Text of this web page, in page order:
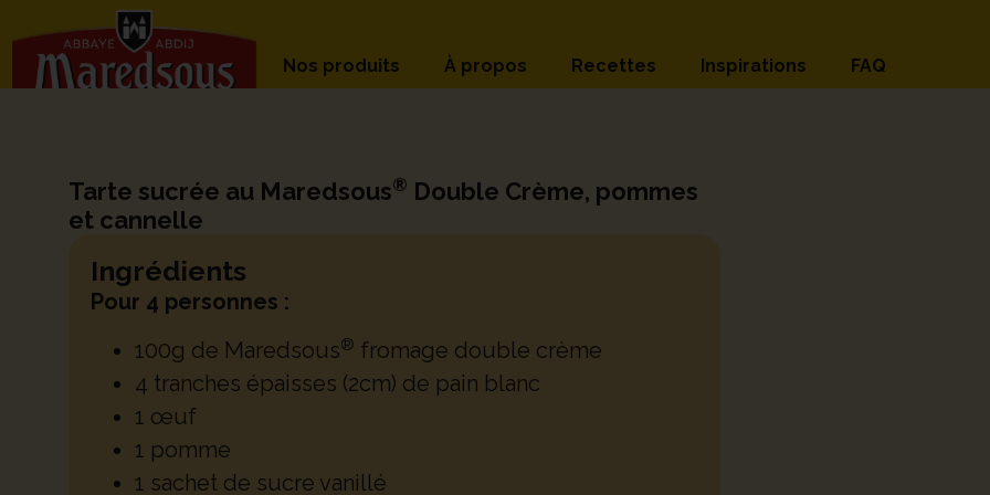
Nos produits À propos Recettes Inspirations FAQ
Tarte sucrée au Maredsous® Double Crème, pommes
et cannelle
Ingrédients
Pour 4 personnes :
100g de Maredsous® fromage double crème
4 tranches épaisses (2cm) de pain blanc
1 œuf
1 pomme
1 sachet de sucre vanillé